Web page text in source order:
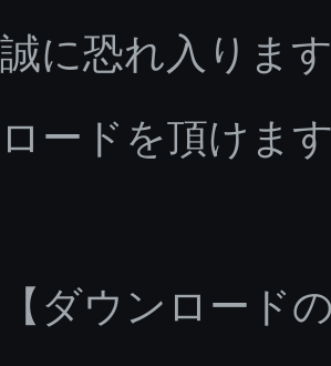
誠に恐れ入りま
ロードを頂けま
【ダウンロード